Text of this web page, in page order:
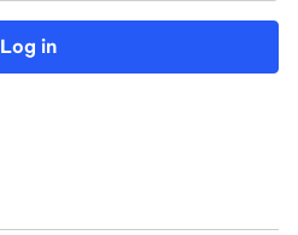
Log in